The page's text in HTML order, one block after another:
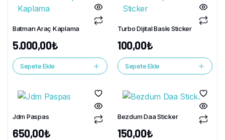
Batman Araç Kaplama
5.000,00₺
Sepete Ekle
Turbo Dijital Baskı Sticker
100,00₺
Sepete Ekle
Jdm Paspas
650,00₺
Bezdum Daa Sticker
150,00₺